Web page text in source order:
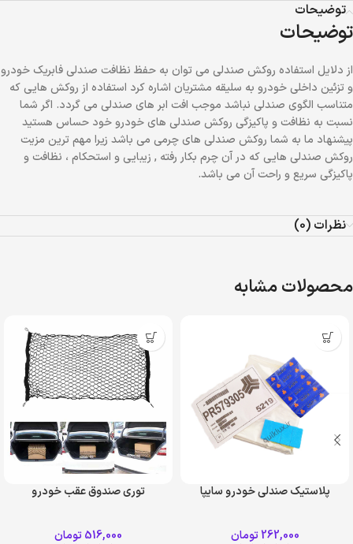
توضیحات
توضیحات
از دلایل استفاده روکش صندلی می توان به حفظ نظافت صندلی فابریک خودرو
و تزئین داخلی خودرو به سلیقه مشتریان اشاره کرد استفاده از روکش هایی که
متناسب الگوی صندلی نباشد موجب افت ابر های صندلی می گردد. اگر شما
نسبت به نظافت و پاکیزگی روکش صندلی های خودرو خود حساس هستید
پیشنهاد ما به شما روکش صندلی های چرمی می باشد زیرا مهم ترین مزیت
روکش صندلی هایی که در آن چرم بکار رفته , زیبایی و استحکام ، نظافت و
پاکیزگی سریع و راحت آن می باشد.
نظرات (0)
محصولات مشابه
پلاستیک صندلی خودرو سایپا
262,000 تومان
توری صندوق عقب خودرو
516,000تومان